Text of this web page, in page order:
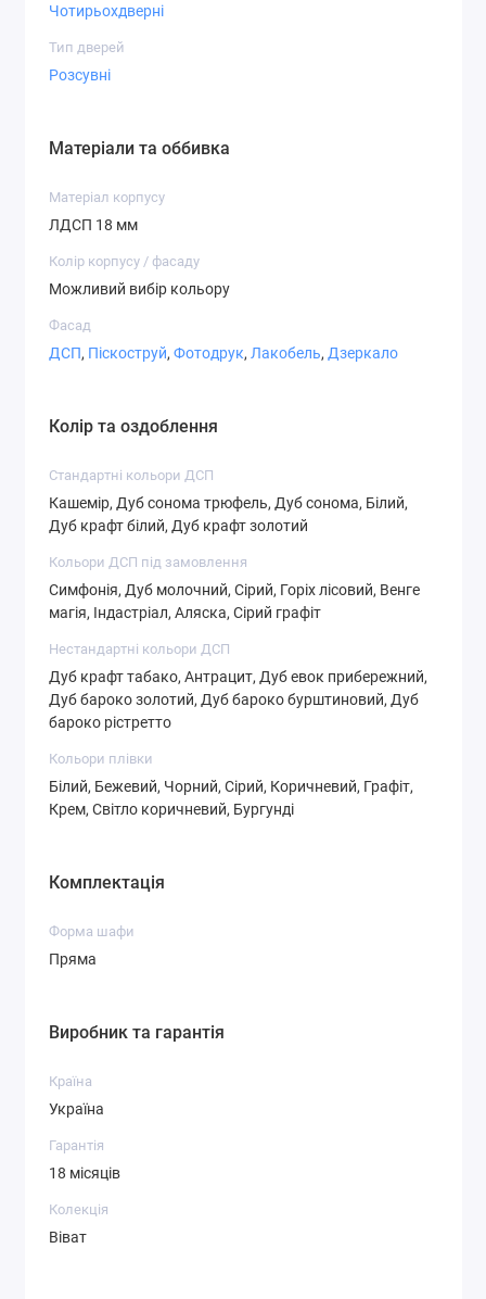
Варіанти фасадів
СТ-3,7 СТ-4,1
СТ-4,3 СТ-4,4 СТ-4,5
СТ-5,3
СТ-7,4
Чотирьохдверні
Тип дверей
Розсувні
Матеріали та оббивка
Матеріал корпусу
ЛДСП 18 мм
Колір корпусу / фасаду
Можливий вибір кольору
Фасад
ДСП, Піскоструй, Фотодрук, Лакобель, Дзеркало
Колір та оздоблення
Стандартні кольори ДСП
Кашемір, Дуб сонома трюфель, Дуб сонома, Білий,
Дуб крафт білий, Дуб крафт золотий
Кольори ДСП під замовлення
Симфонія, Дуб молочний, Сірий, Горіх лісовий, Венге
магія, Індастріал, Аляска, Сірий графіт
Нестандартні кольори ДСП
Дуб крафт табако, Антрацит, Дуб евок прибережний,
Дуб бароко золотий, Дуб бароко бурштиновий, Дуб
бароко рістретто
Кольори плівки
Білий, Бежевий, Чорний, Сірий, Коричневий, Графіт,
Крем, Світло коричневий, Бургунді
Комплектація
Форма шафи
Пряма
Виробник та гарантія
Країна
Україна
Гарантія
18 місяців
Колекція
Віват